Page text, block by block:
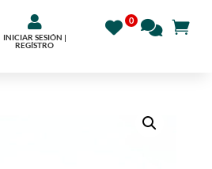

INICIAR SESIÓN |
REGÍSTRO